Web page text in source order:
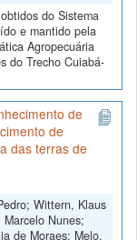
do Sistema
e mantido pela
Agropecuária
do Trecho Cuiabá-
de
de
das terras de
Wittern, Klaus
Nunes;
de Moraes; Melo,